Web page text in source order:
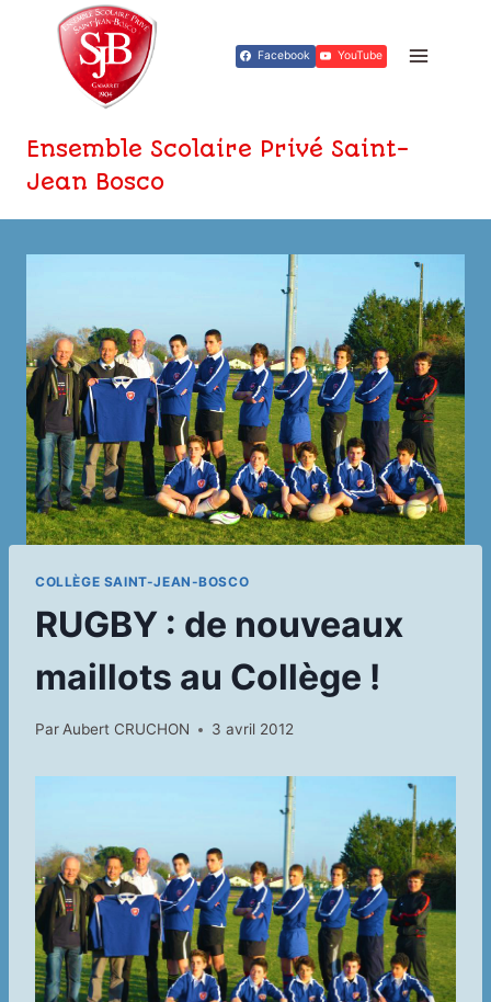
contenu
Facebook YouTube
Ensemble Scolaire Privé Saint-
Jean Bosco
COLLÈGE SAINT-JEAN-BOSCO
RUGBY : de nouveaux
maillots au Collège !
ParAubert CRUCHON 3 avril 2012